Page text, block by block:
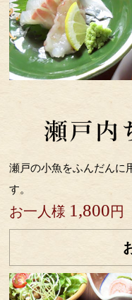
瀬戸の小魚をふんだんに
す。
お一人様 1,800円